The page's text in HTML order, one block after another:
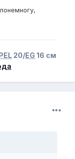
20/EG 16 см